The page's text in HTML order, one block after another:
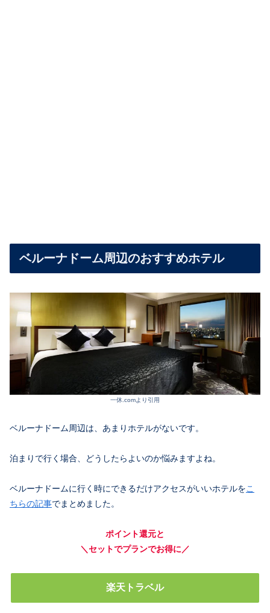
ベルーナドーム周辺のおすすめホテル
一休.comより引用
ベルーナドーム周辺は、あまりホテルがないです。
泊まりで行く場合、どうしたらよいのか悩みますよね。
ベルーナドームに行く時にできるだけアクセスがいいホテルをこ
ちらの記事でまとめました。
ポイント還元と
＼セットでプランでお得に／
楽天トラベル